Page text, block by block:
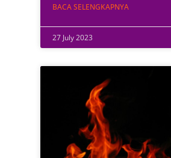
BACA SELENGKAPNYA
27 July 2023